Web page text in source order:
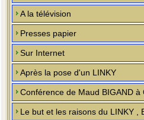
A la télévision
Presses papier
Sur Internet
Après la pose d'un LINKY
Conférence de Maud BIGAND à
Le but et les raisons du LINKY ,